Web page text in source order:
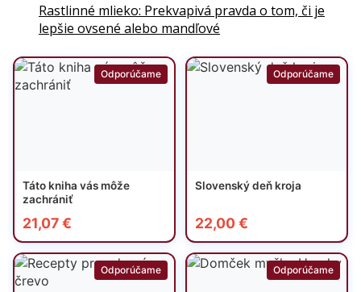
Rastlinné mlieko: Prekvapivá pravda o tom, či je
lepšie ovsené alebo mandľové